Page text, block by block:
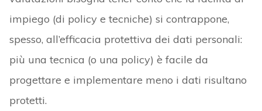
impiego (di policy e tecniche) si contrappone,
spesso, all’efficacia protettiva dei dati personali:
più una tecnica (o una policy) è facile da
progettare e implementare meno i dati risultano
protetti.